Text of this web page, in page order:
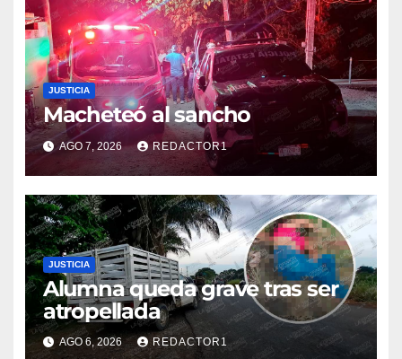
JUSTICIA
Macheteó al sancho
AGO 7, 2026 REDACTOR1
JUSTICIA
Alumna queda grave tras ser
atropellada
AGO 6, 2026 REDACTOR1